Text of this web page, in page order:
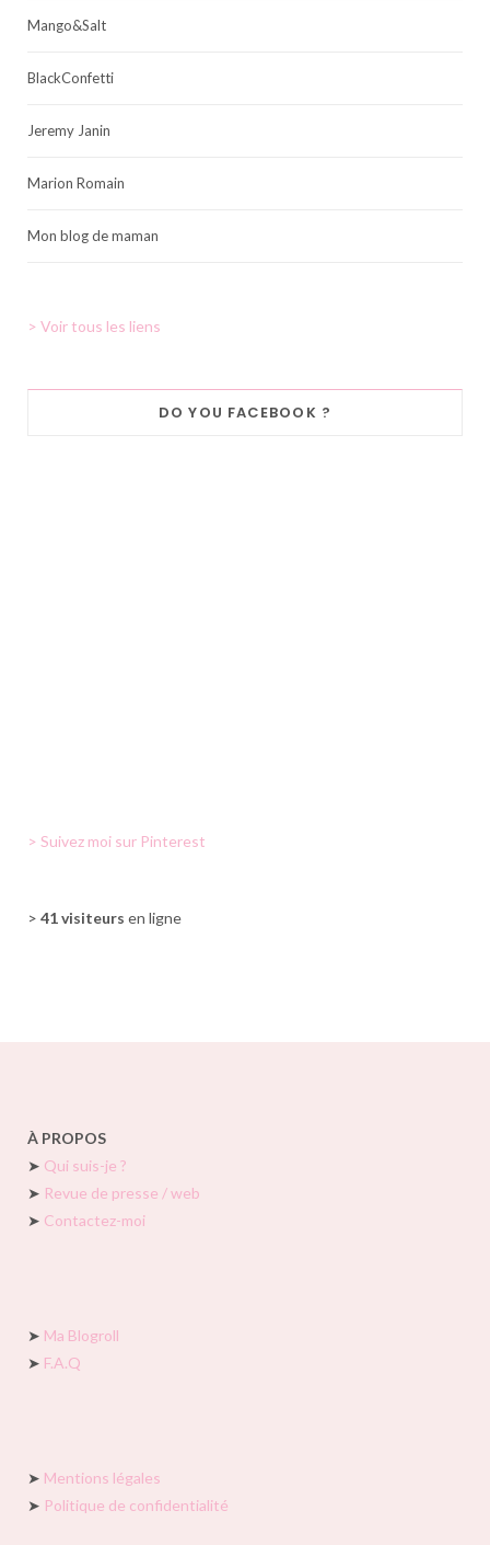
Mango&Salt
BlackConfetti
Jeremy Janin
Marion Romain
Mon blog de maman
> Voir tous les liens
DO YOU FACEBOOK ?
> Suivez moi sur Pinterest
> 41 visiteurs en ligne
À PROPOS
➤ Qui suis-je ?
➤ Revue de presse / web
➤ Contactez-moi
➤ Ma Blogroll
➤ F.A.Q
➤ Mentions légales
➤ Politique de confidentialité